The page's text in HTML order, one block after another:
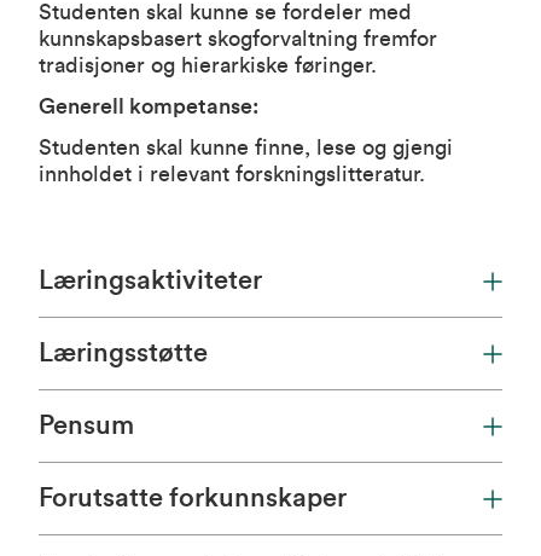
Studenten skal kunne se fordeler med
kunnskapsbasert skogforvaltning fremfor
tradisjoner og hierarkiske føringer.
Generell kompetanse:
Studenten skal kunne finne, lese og gjengi
innholdet i relevant forskningslitteratur.
Læringsaktiviteter
Læringsstøtte
Pensum
Forutsatte forkunnskaper